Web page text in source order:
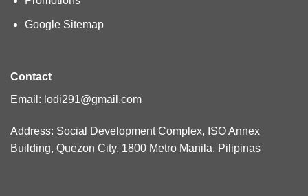
Google Sitemap
Contact
Email: lodi291@gmail.com
Address: Social Development Complex, ISO Annex
Building, Quezon City, 1800 Metro Manila, Pilipinas